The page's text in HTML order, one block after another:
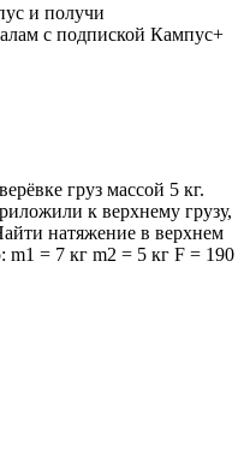
и получи
с подпиской Кампус+
груз массой 5 кг.
к верхнему грузу,
натяжение в верхнем
m1 = 7 кг m2 = 5 кг F = 190